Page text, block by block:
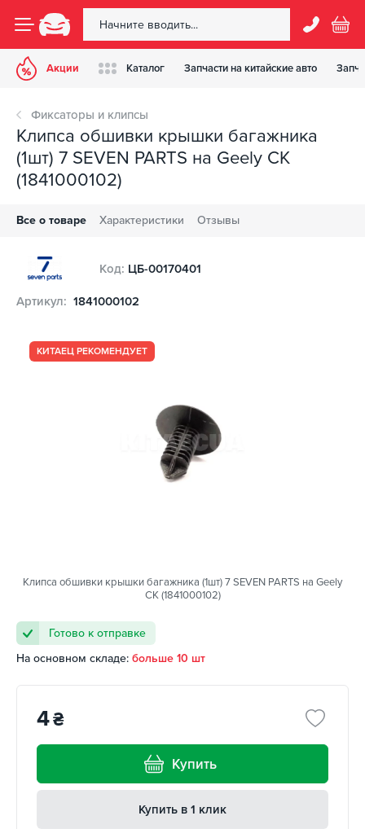
Акции Каталог Запчасти на китайские авто
Фиксаторы и клипсы
Клипса обшивки крышки багажника
(1шт) 7 SEVEN PARTS на Geely CK
(1841000102)
Все о товаре Характеристики Отзывы
Код: ЦБ-00170401
Артикул: 1841000102
КИТАЕЦ РЕКОМЕНДУЕТ
Клипса обшивки крышки багажника (1шт) 7 SEVEN PARTS на Geely
CK (1841000102)
Готово к отправке
На основном складе: больше 10 шт
4₴
Купить
Купить в 1 клик